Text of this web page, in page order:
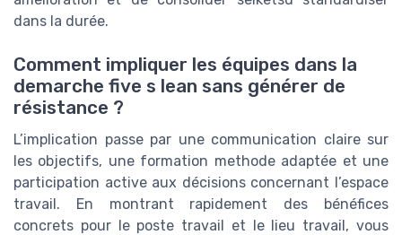
dans la durée.
Comment impliquer les équipes dans la
demarche five s lean sans générer de
résistance ?
L’implication passe par une communication claire sur
les objectifs, une formation methode adaptée et une
participation active aux décisions concernant l’espace
travail. En montrant rapidement des bénéfices
concrets pour le poste travail et le lieu travail, vous